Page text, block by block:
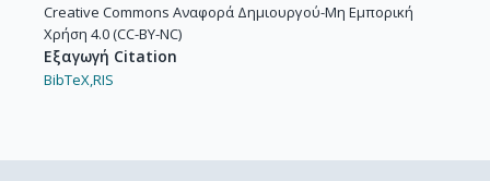
Creative Commons Αναφορά Δημιουργού-Μη Εμπορική
Χρήση 4.0 (CC-BY-NC)
Εξαγωγή Citation
BibTeX,RIS